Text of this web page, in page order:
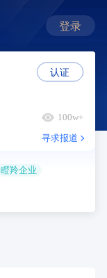
登录
100w+
寻求报道
瞪羚企业
认证